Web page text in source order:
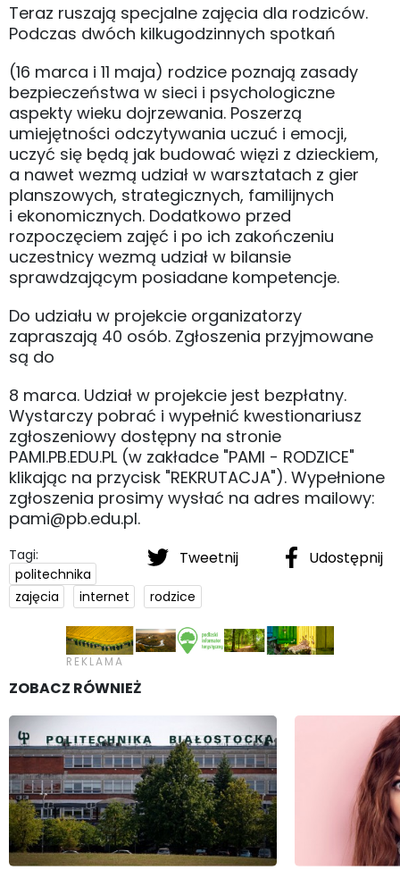
Teraz ruszają specjalne zajęcia dla rodziców.
Podczas dwóch kilkugodzinnych spotkań
(16 marca i 11 maja) rodzice poznają zasady
bezpieczeństwa w sieci i psychologiczne
aspekty wieku dojrzewania. Poszerzą
umiejętności odczytywania uczuć i emocji,
uczyć się będą jak budować więzi z dzieckiem,
a nawet wezmą udział w warsztatach z gier
planszowych, strategicznych, familijnych
i ekonomicznych. Dodatkowo przed
rozpoczęciem zajęć i po ich zakończeniu
uczestnicy wezmą udział w bilansie
sprawdzającym posiadane kompetencje.
Do udziału w projekcie organizatorzy
zapraszają 40 osób. Zgłoszenia przyjmowane
są do
8 marca. Udział w projekcie jest bezpłatny.
Wystarczy pobrać i wypełnić kwestionariusz
zgłoszeniowy dostępny na stronie
PAMI.PB.EDU.PL (w zakładce "PAMI - RODZICE"
klikając na przycisk "REKRUTACJA"). Wypełnione
zgłoszenia prosimy wysłać na adres mailowy:
pami@pb.edu.pl.
Tweetnij Udostępnij
Tagi:
politechnika
zajęcia
internet rodzice
ZOBACZ RÓWNIEŻ